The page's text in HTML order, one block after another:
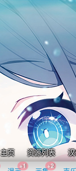
主页 资源列表
+1 +2